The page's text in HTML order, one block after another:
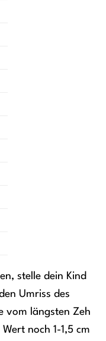
stelle dein Kind
Umriss des
vom längsten Zeh
noch 1-1,5 cm